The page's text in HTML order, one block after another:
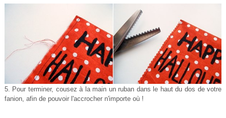
5. Pour terminer, cousez à la main un ruban dans le haut du dos de votre
fanion, afin de pouvoir l'accrocher n'importe où !